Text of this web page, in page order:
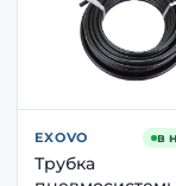
EXOVO в
Трубка